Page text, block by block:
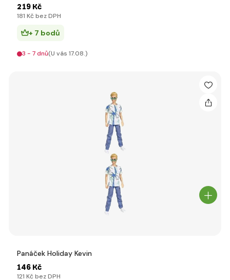
219 Kč
181 Kč bez DPH
+ 7 bodů
3 - 7 dnů(U vás 17.08.)
Panáček Holiday Kevin
146 Kč
121 Kč bez DPH